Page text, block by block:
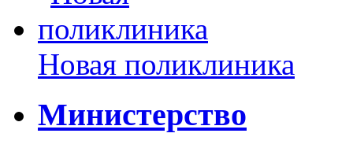
Новая поликлиника
Министерство